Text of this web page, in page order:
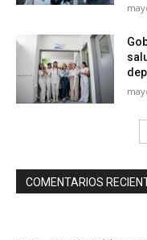
COMENTARIOS